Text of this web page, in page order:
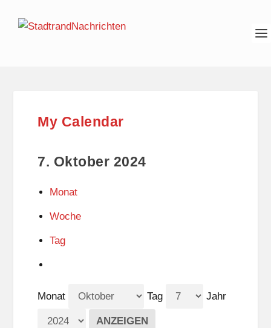
My Calendar
7. Oktober 2024
Monat
Woche
Tag
Monat Tag Jahr